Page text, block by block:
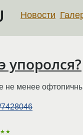
Новости
не менее